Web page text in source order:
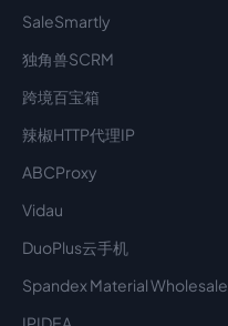
SaleSmartly
独角兽SCRM
跨境百宝箱
辣椒HTTP代理IP
ABCProxy
Vidau
DuoPlus云手机
Spandex Material Wholesale​